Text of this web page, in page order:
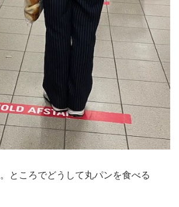
ところでどうして丸パンを食べる